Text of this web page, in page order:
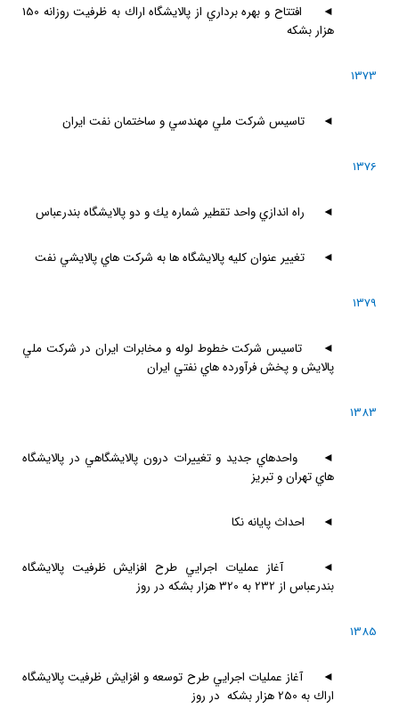
◄
افتتاح و بهره برداري از پالايشگاه اراك به ظرفيت روزانه 150
هزار بشكه
1373
◄ تاسيس شركت ملي مهندسي و ساختمان نفت ايران
1376
◄ راه اندازي واحد تقطير شماره يك و دو پالايشگاه بندرعباس
◄ تغيير عنوان كليه پالايشگاه ها به شركت هاي پالايشي نفت
1379
◄تاسيس شركت خطوط لوله و مخابرات ايران در شركت ملي
پالايش و پخش فرآورده هاي نفتي ايران
1383
◄واحدهاي جديد و تغييرات درون پالايشگاهي در پالايشگاه
هاي تهران و تبريز
◄ احداث پايانه نكا
◄آغاز عمليات اجرايي طرح افزايش ظرفيت پالايشگاه
بندرعباس از 232 به 320 هزار بشكه در روز
1385
◄آغاز عمليات اجرايي طرح توسعه و افزايش ظرفيت پالايشگاه
اراك به 250 هزار بشكه در روز